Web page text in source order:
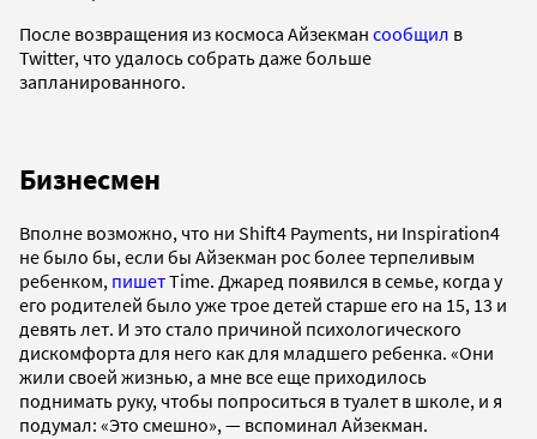
После возвращения из космоса Айзекман сообщил в
Twitter, что удалось собрать даже больше
запланированного.
Бизнесмен
Вполне возможно, что ни Shift4 Payments, ни Inspiration4
не было бы, если бы Айзекман рос более терпеливым
ребенком, пишетTime. Джаред появился в семье, когда у
его родителей было уже трое детей старше его на 15, 13 и
девять лет. И это стало причиной психологического
дискомфорта для него как для младшего ребенка. «Они
жили своей жизнью, а мне все еще приходилось
поднимать руку, чтобы попроситься в туалет в школе, и я
подумал: «Это смешно», — вспоминал Айзекман.